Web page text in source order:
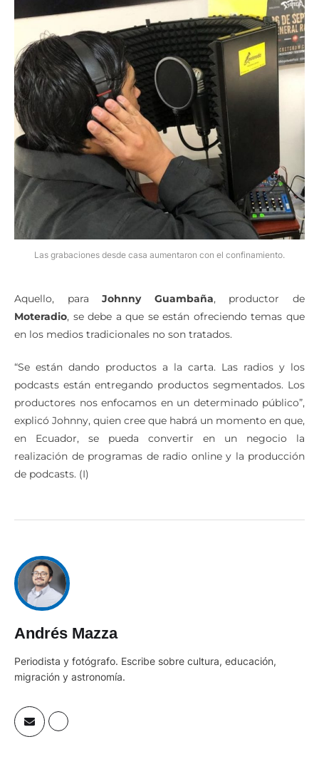
Las grabaciones desde casa aumentaron con el confinamiento.
Aquello, paraJohnny Guambaña, productor de
Moteradio, se debe a que se están ofreciendo temas que
en los medios tradicionales no son tratados.
“Se están dando productos a la carta. Las radios y los
podcasts están entregando productos segmentados. Los
productores nos enfocamos en un determinado público”,
explicó Johnny, quien cree que habrá un momento en que,
en Ecuador, se pueda convertir en un negocio la
realización de programas de radio online y la producción
de podcasts. (I)
Andrés Mazza
Periodista y fotógrafo. Escribe sobre cultura, educación,
migración y astronomía.